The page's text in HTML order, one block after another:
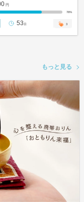
円
76%
53 日 3
もっと見る